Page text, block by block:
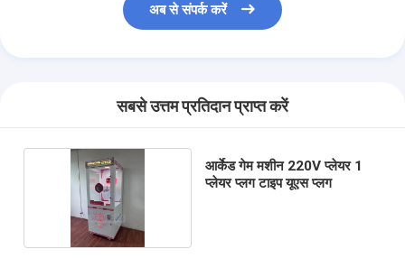
अब से संपर्क करें
सबसे उत्तम प्रतिदान प्राप्त करें
आर्केड गेम मशीन 220V प्लेयर 1
प्लेयर प्लग टाइप यूएस प्लग